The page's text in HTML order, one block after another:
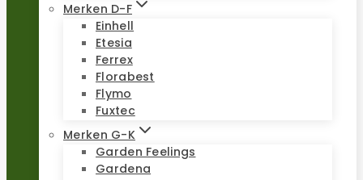
Merken D-F
Einhell
Etesia
Ferrex
Florabest
Flymo
Fuxtec
Merken G-K
Garden Feelings
Gardena